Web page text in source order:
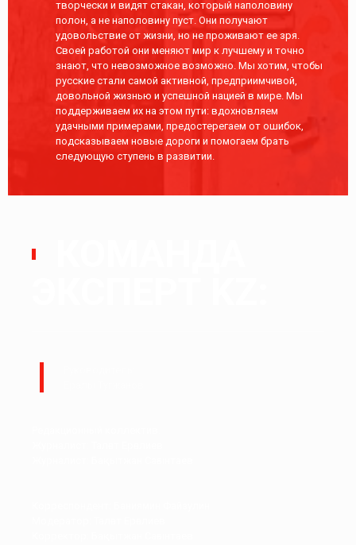
творчески и видят стакан, который наполовину
полон, а не наполовину пуст. Они получают
удовольствие от жизни, но не проживают ее зря.
Своей работой они меняют мир к лучшему и точно
знают, что невозможное возможно. Мы хотим, чтобы
русские стали самой активной, предприимчивой,
довольной жизнью и успешной нацией в мире. Мы
поддерживаем их на этом пути: вдохновляем
удачными примерами, предостерегаем от ошибок,
подсказываем новые дороги и помогаем брать
следующую ступень в развитии.